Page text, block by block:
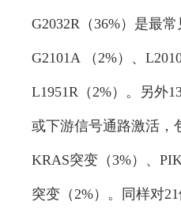
G2032R（36%）是最
G2101A （2%）、
L1951R（2%）。另外
或下游信号通路激活，
KRAS突变（3%）、
突变（2%）。同样对